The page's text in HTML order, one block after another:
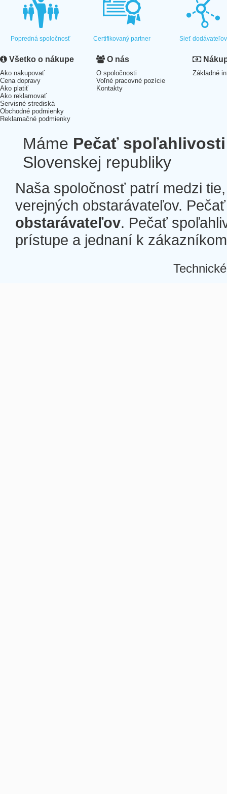
Popredná spoločnosť Certifikovaný partner Sieť dodávateľov
Všetko o nákupe
Ako nakupovať
Cena dopravy
Ako platiť
Ako reklamovať
Servisné strediská
Obchodné podmienky
Reklamačné podmienky
O nás
O spoločnosti
Voľné pracovné pozície
Kontakty
Základné
Máme Pečať spoľahlivosti
Slovenskej republiky
Naša spoločnosť patrí medzi
verejných obstarávateľov.
obstarávateľov. Pečať
prístupe a jednaní k